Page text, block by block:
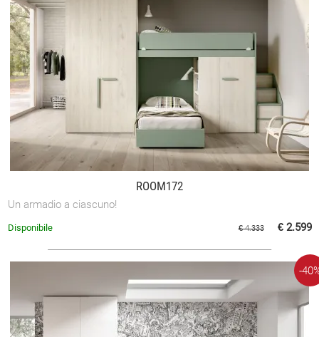
ROOM172
Un armadio a ciascuno!
€ 4.333 € 2.599
Disponibile
-